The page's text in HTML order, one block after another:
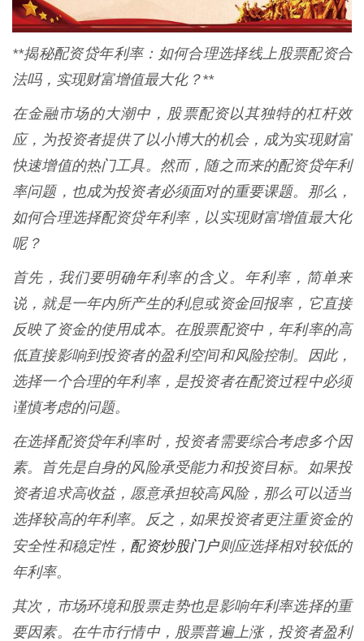
**揭秘配资贷年利率：如何合理选择线上股票配资合
法吗，实现财富增值最大化？**
在金融市场的大潮中，股票配资以其独特的杠杆效
应，为投资者提供了以小博大的机会，成为实现财富
快速增值的热门工具。然而，随之而来的配资贷年利
率问题，也成为投资者必须面对的重要课题。那么，
如何合理选择配资贷年利率，以实现财富增值最大化
呢？
首先，我们要明确年利率的含义。年利率，简单来
说，就是一年内所产生的利息或资金回报率，它直接
反映了资金的使用成本。在股票配资中，年利率的高
低直接影响到投资者的盈利空间和风险控制。因此，
选择一个合理的年利率，是投资者在配资过程中必须
谨慎考虑的问题。
在选择配资贷年利率时，投资者需要综合考虑多个因
素。首先是自身的风险承受能力和投资目标。如果投
资者追求高收益，愿意承担较高风险，那么可以适当
选择较高的年利率。反之，如果投资者更注重资金的
安全性和稳定性， 配资炒股门户则应选择相对较低的
年利率。
其次，市场环境和股票走势也是影响年利率选择的重
要因素。在牛市行情中，股票普遍上涨，投资者盈利